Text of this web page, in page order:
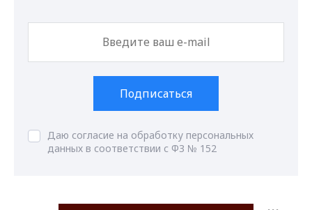
Подписаться
Даю согласие на обработку персональных
данных в соответствии с ФЗ № 152